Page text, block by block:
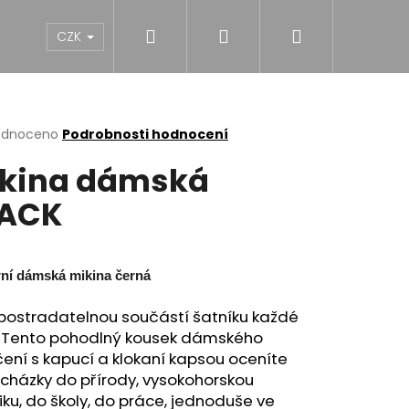
DÍVKY CHLAPCI MUŽI
CZK Přihlášení
Podrobnosti hodnocení
dámská
dámská mikina černá
součástí šatníku každé
Tento pohodlný kousek dámského
s kapucí a klokaní kapsou oceníte
do přírody, vysokohorskou
do školy, do práce, jednoduše ve
MIDI BLACK S